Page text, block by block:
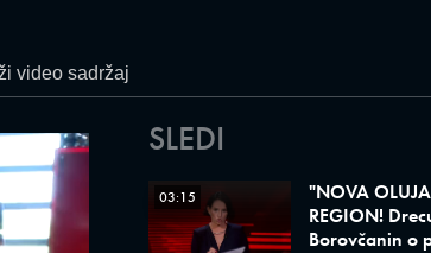
SLEDI
03:15
"NOVA
REGION!
Borovčanin o